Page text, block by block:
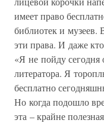
имеет право
библиотек и
эти права. И даже
«Я не пойду
литератора. Я
бесплатно
Но когда подошло
эта – крайне